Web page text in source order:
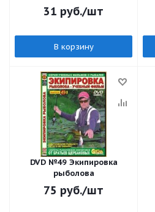
31 руб./шт
В корзину
DVD №49 Экипировка
рыболова
75 руб./шт